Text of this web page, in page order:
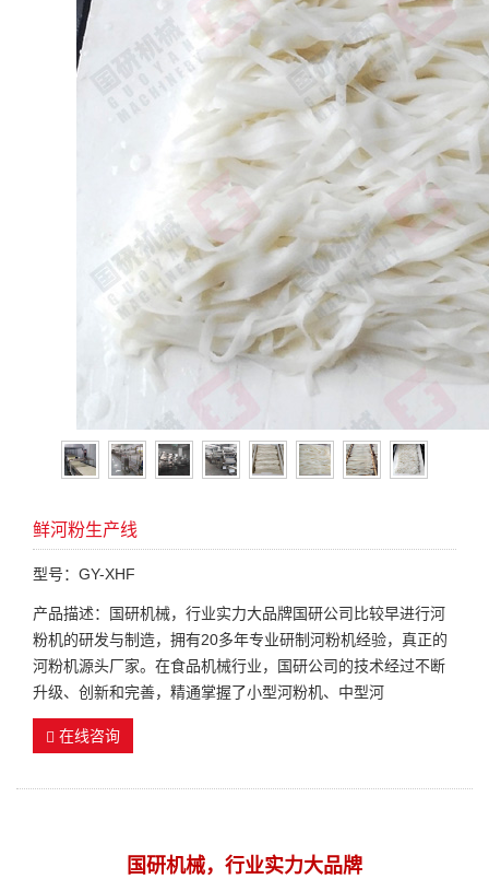
鲜河粉生产线
型号：GY-XHF
产品描述：国研机械，行业实力大品牌国研公司比较早进行河
粉机的研发与制造，拥有20多年专业研制河粉机经验，真正的
河粉机源头厂家。在食品机械行业，国研公司的技术经过不断
升级、创新和完善，精通掌握了小型河粉机、中型河
在线咨询
国研机械，行业实力大品牌